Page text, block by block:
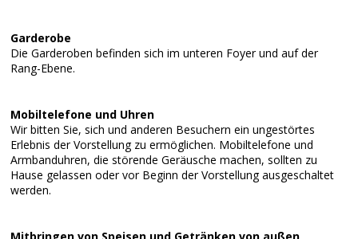
Garderobe
Die Garderoben befinden sich im unteren Foyer und auf der
Rang-Ebene.
Mobiltelefone und Uhren
Wir bitten Sie, sich und anderen Besuchern ein ungestörtes
Erlebnis der Vorstellung zu ermöglichen. Mobiltelefone und
Armbanduhren, die störende Geräusche machen, sollten zu
Hause gelassen oder vor Beginn der Vorstellung ausgeschaltet
werden.